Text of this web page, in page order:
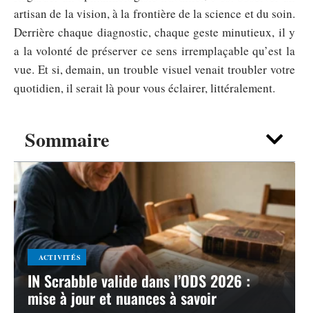
Sommaire
ACTIVITÉS
IN Scrabble valide dans l’ODS 2026 :
mise à jour et nuances à savoir
artisan de la vision, à la frontière de la science et du soin.
Derrière chaque diagnostic, chaque geste minutieux, il y
a la volonté de préserver ce sens irremplaçable qu’est la
vue. Et si, demain, un trouble visuel venait troubler votre
quotidien, il serait là pour vous éclairer, littéralement.